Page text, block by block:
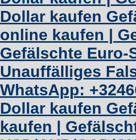
Dollar kaufen
online kaufen |
Gefälschte Euro-
Unauffälliges
WhatsApp:
Dollar kaufen
kaufen |